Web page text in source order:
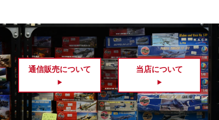
通信販売について 当店について